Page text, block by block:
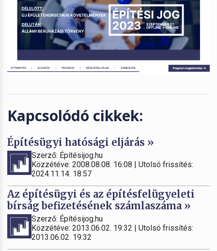
Kapcsolódó cikkek:
Építésügyi hatósági eljárás »
Szerző: Építésijog.hu
Közzétéve: 2008.08.08. 16:08 | Utolsó frissítés:
2024.11.14. 18:57
Az építésügyi és az építésfelügyeleti
bírság befizetésének számlaszáma »
Szerző: Építésijog.hu
Közzétéve: 2013.06.02. 19:32 | Utolsó frissítés:
2013.06.02. 19:32